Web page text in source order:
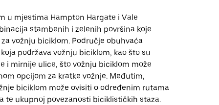
u mjestima Hampton Hargate i Vale
stambenih i zelenih površina koje
vožnju biciklom. Područje obuhvaća
podržava vožnju biciklom, kao što su
i mirnije ulice, što vožnju biciklom može
opcijom za kratke vožnje. Međutim,
biciklom može ovisiti o određenim rutama
te ukupnoj povezanosti biciklističkih staza.